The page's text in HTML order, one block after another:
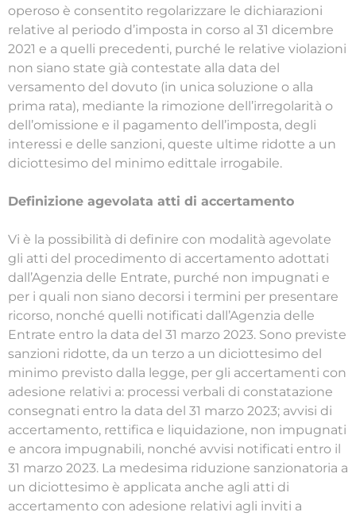
operoso è consentito regolarizzare le dichiarazioni
relative al periodo d’imposta in corso al 31 dicembre
2021 e a quelli precedenti, purché le relative violazioni
non siano state già contestate alla data del
versamento del dovuto (in unica soluzione o alla
prima rata), mediante la rimozione dell’irregolarità o
dell’omissione e il pagamento dell’imposta, degli
interessi e delle sanzioni, queste ultime ridotte a un
diciottesimo del minimo edittale irrogabile.
Definizione agevolata atti di accertamento
Vi è la possibilità di definire con modalità agevolate
gli atti del procedimento di accertamento adottati
dall’Agenzia delle Entrate, purché non impugnati e
per i quali non siano decorsi i termini per presentare
ricorso, nonché quelli notificati dall’Agenzia delle
Entrate entro la data del 31 marzo 2023. Sono previste
sanzioni ridotte, da un terzo a un diciottesimo del
minimo previsto dalla legge, per gli accertamenti con
adesione relativi a: processi verbali di constatazione
consegnati entro la data del 31 marzo 2023; avvisi di
accertamento, rettifica e liquidazione, non impugnati
e ancora impugnabili, nonché avvisi notificati entro il
31 marzo 2023. La medesima riduzione sanzionatoria a
un diciottesimo è applicata anche agli atti di
accertamento con adesione relativi agli inviti a